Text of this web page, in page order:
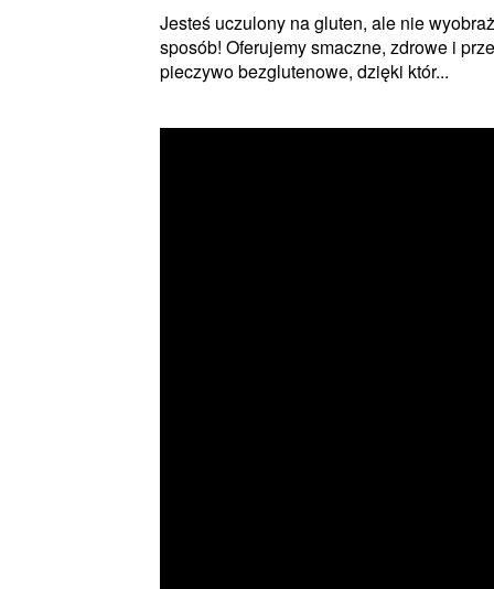
Jesteś uczulony na gluten, ale nie
sposób! Oferujemy smaczne, zdrowe i
pieczywo bezglutenowe, dzięki któr...